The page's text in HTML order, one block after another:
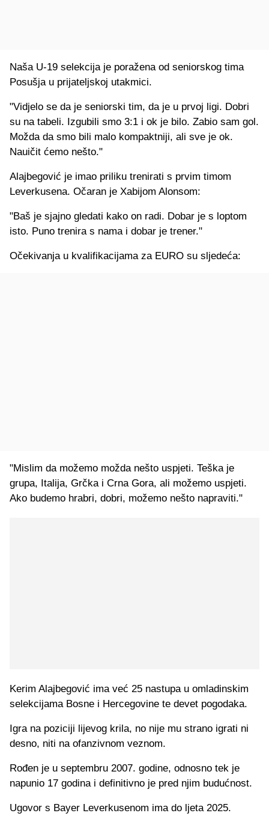
Naša U-19 selekcija je poražena od seniorskog tima
Posušja u prijateljskoj utakmici.
"Vidjelo se da je seniorski tim, da je u prvoj ligi. Dobri
su na tabeli. Izgubili smo 3:1 i ok je bilo. Zabio sam gol.
Možda da smo bili malo kompaktniji, ali sve je ok.
Nauičit ćemo nešto."
Alajbegović je imao priliku trenirati s prvim timom
Leverkusena. Očaran je Xabijom Alonsom:
"Baš je sjajno gledati kako on radi. Dobar je s loptom
isto. Puno trenira s nama i dobar je trener."
Očekivanja u kvalifikacijama za EURO su sljedeća:
"Mislim da možemo možda nešto uspjeti. Teška je
grupa, Italija, Grčka i Crna Gora, ali možemo uspjeti.
Ako budemo hrabri, dobri, možemo nešto napraviti."
Kerim Alajbegović ima već 25 nastupa u omladinskim
selekcijama Bosne i Hercegovine te devet pogodaka.
Igra na poziciji lijevog krila, no nije mu strano igrati ni
desno, niti na ofanzivnom veznom.
Rođen je u septembru 2007. godine, odnosno tek je
napunio 17 godina i definitivno je pred njim budućnost.
Ugovor s Bayer Leverkusenom ima do ljeta 2025.